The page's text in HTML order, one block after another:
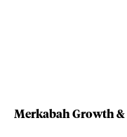
Merkabah Growth &